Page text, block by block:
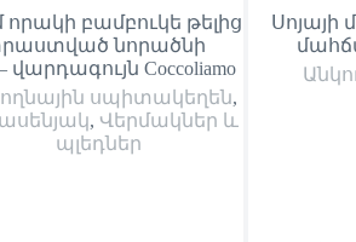
որակի բամբուկե թելից
նորածնի
վարդագույն Coccoliamo
սպիտակեղեն,
, Վերմակներ և
պլեդներ